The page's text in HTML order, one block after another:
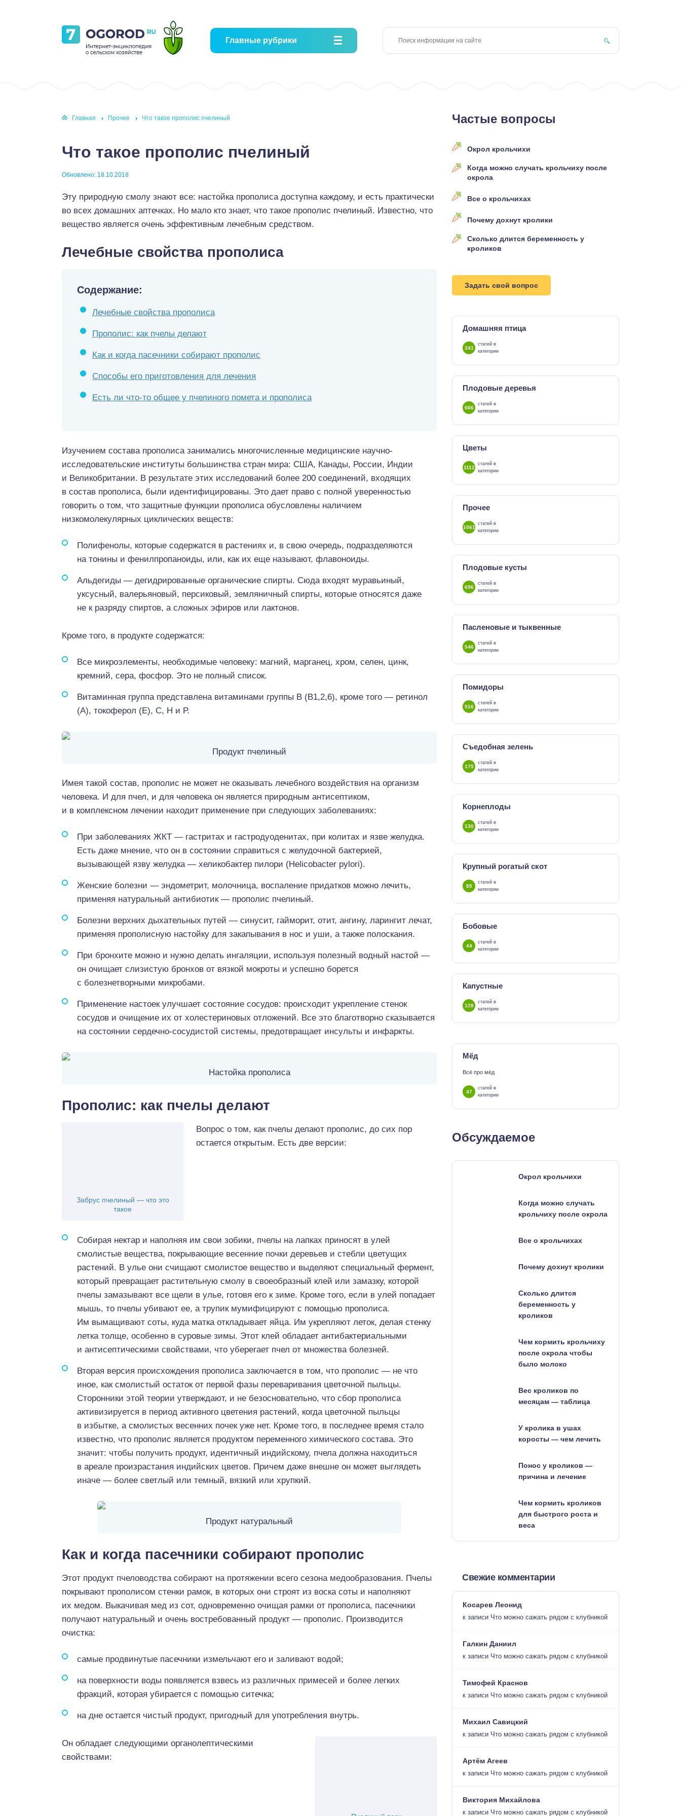
Главные рубрики
Главная Прочее Что такое прополис пчелиный
Что такое прополис пчелиный
Обновлено: 18.10.2018
Эту природную смолу знают все: настойка прополиса доступна каждому, и есть практически
во всех домашних аптечках. Но мало кто знает, что такое прополис пчелиный. Известно, что
вещество является очень эффективным лечебным средством.
Лечебные свойства прополиса
Содержание:
Лечебные свойства прополиса
Прополис: как пчелы делают
Как и когда пасечники собирают прополис
Способы его приготовления для лечения
Есть ли что-то общее у пчелиного помета и прополиса
Изучением состава прополиса занимались многочисленные медицинские научно-
исследовательские институты большинства стран мира: США, Канады, России, Индии
и Великобритании. В результате этих исследований более 200 соединений, входящих
в состав прополиса, были идентифицированы. Это дает право с полной уверенностью
говорить о том, что защитные функции прополиса обусловлены наличием
низкомолекулярных циклических веществ:
Полифенолы, которые содержатся в растениях и, в свою очередь, подразделяются
на тонины и фенилпропаноиды, или, как их еще называют, флавоноиды.
Альдегиды — дегидрированные органические спирты. Сюда входят муравьиный,
уксусный, валерьяновый, персиковый, земляничный спирты, которые относятся даже
не к разряду спиртов, а сложных эфиров или лактонов.
Кроме того, в продукте содержатся:
Все микроэлементы, необходимые человеку: магний, марганец, хром, селен, цинк,
кремний, сера, фосфор. Это не полный список.
Витаминная группа представлена витаминами группы В (В1,2,6), кроме того — ретинол
(А), токоферол (Е), С, Н и Р.
Продукт пчелиный
Имея такой состав, прополис не может не оказывать лечебного воздействия на организм
человека. И для пчел, и для человека он является природным антисептиком,
и в комплексном лечении находит применение при следующих заболеваниях:
При заболеваниях ЖКТ — гастритах и гастродуоденитах, при колитах и язве желудка.
Есть даже мнение, что он в состоянии справиться с желудочной бактерией,
вызывающей язву желудка — хеликобактер пилори (Helicobacter pylori).
Женские болезни — эндометрит, молочница, воспаление придатков можно лечить,
применяя натуральный антибиотик — прополис пчелиный.
Болезни верхних дыхательных путей — синусит, гайморит, отит, ангину, ларингит лечат,
применяя прополисную настойку для закапывания в нос и уши, а также полоскания.
При бронхите можно и нужно делать ингаляции, используя полезный водный настой —
он очищает слизистую бронхов от вязкой мокроты и успешно борется
с болезнетворными микробами.
Применение настоек улучшает состояние сосудов: происходит укрепление стенок
сосудов и очищение их от холестериновых отложений. Все это благотворно сказывается
на состоянии сердечно-сосудистой системы, предотвращает инсульты и инфаркты.
Настойка прополиса
Прополис: как пчелы делают
Забрус пчелиный — что это
такое
Вопрос о том, как пчелы делают прополис, до сих пор
остается открытым. Есть две версии:
Собирая нектар и наполняя им свои зобики, пчелы на лапках приносят в улей
смолистые вещества, покрывающие весенние почки деревьев и стебли цветущих
растений. В улье они счищают смолистое вещество и выделяют специальный фермент,
который превращает растительную смолу в своеобразный клей или замазку, которой
пчелы замазывают все щели в улье, готовя его к зиме. Кроме того, если в улей попадает
мышь, то пчелы убивают ее, а трупик мумифицируют с помощью прополиса.
Им вымащивают соты, куда матка откладывает яйца. Им укрепляют леток, делая стенку
летка толще, особенно в суровые зимы. Этот клей обладает антибактериальными
и антисептическими свойствами, что уберегает пчел от множества болезней.
Вторая версия происхождения прополиса заключается в том, что прополис — не что
иное, как смолистый остаток от первой фазы переваривания цветочной пыльцы.
Сторонники этой теории утверждают, и не безосновательно, что сбор прополиса
активизируется в период активного цветения растений, когда цветочной пыльцы
в избытке, а смолистых весенних почек уже нет. Кроме того, в последнее время стало
известно, что прополис является продуктом переменного химического состава. Это
значит: чтобы получить продукт, идентичный индийскому, пчела должна находиться
в ареале произрастания индийских цветов. Причем даже внешне он может выглядеть
иначе — более светлый или темный, вязкий или хрупкий.
Продукт натуральный
Как и когда пасечники собирают прополис
Этот продукт пчеловодства собирают на протяжении всего сезона медообразования. Пчелы
покрывают прополисом стенки рамок, в которых они строят из воска соты и наполняют
их медом. Выкачивая мед из сот, одновременно очищая рамки от прополиса, пасечники
получают натуральный и очень востребованный продукт — прополис. Производится
очистка:
самые продвинутые пасечники измельчают его и заливают водой;
на поверхности воды появляется взвесь из различных примесей и более легких
фракций, которая убирается с помощью ситечка;
на дне остается чистый продукт, пригодный для употребления внутрь.
Он обладает следующими органолептическими
свойствами:
Частые вопросы
Окрол крольчихи
Когда можно случать крольчиху после
окрола
Все о крольчихах
Почему дохнут кролики
Сколько длится беременность у
кроликов
Задать свой вопрос
Домашняя птица
341
статей в
категории
Плодовые деревья
666
статей в
категории
Цветы
1112
статей в
категории
Прочее
1061
статей в
категории
Плодовые кусты
696
статей в
категории
Пасленовые и тыквенные
546
статей в
категории
Помидоры
516
статей в
категории
Съедобная зелень
175
статей в
категории
Корнеплоды
130
статей в
категории
Крупный рогатый скот
85
статей в
категории
Бобовые
44
статей в
категории
Капустные
128
статей в
категории
Мёд
Всё про мёд
47
статей в
категории
Обсуждаемое
Окрол крольчихи
Когда можно случать
крольчиху после окрола
Все о крольчихах
Почему дохнут кролики
Сколько длится
беременность у
кроликов
Чем кормить крольчиху
после окрола чтобы
было молоко
Вес кроликов по
месяцам — таблица
У кролика в ушах
коросты — чем лечить
Понос у кроликов —
причина и лечение
Чем кормить кроликов
для быстрого роста и
веса
Свежие комментарии
Косарев Леонид
к записи Что можно сажать рядом с клубникой
Галкин Даниил
к записи Что можно сажать рядом с клубникой
Тимофей Краснов
к записи Что можно сажать рядом с клубникой
Михаил Савицкий
к записи Что можно сажать рядом с клубникой
Артём Агеев
к записи Что можно сажать рядом с клубникой
Виктория Михайлова
к записи Что можно сажать рядом с клубникой